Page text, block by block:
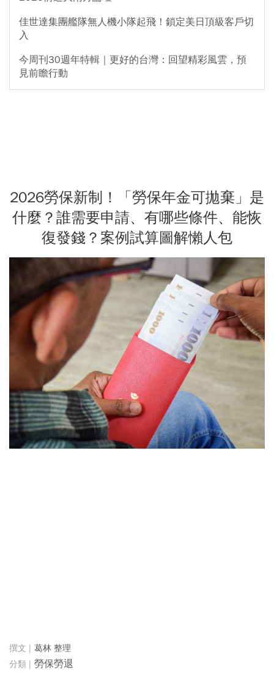
佳世達集團艦隊無人機小隊起飛！鎖定美日頂級客戶切
入
今周刊30週年特輯｜更好的台灣：回望精彩風雲，預
見前瞻行動
2026勞保新制！「勞保年金可拋棄」是
什麼？誰需要申請、有哪些條件、能恢
復發錢？案例試算圖解懶人包
葛林 整理
勞保勞退